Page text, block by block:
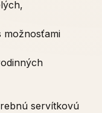
možnosťami
servítkovú